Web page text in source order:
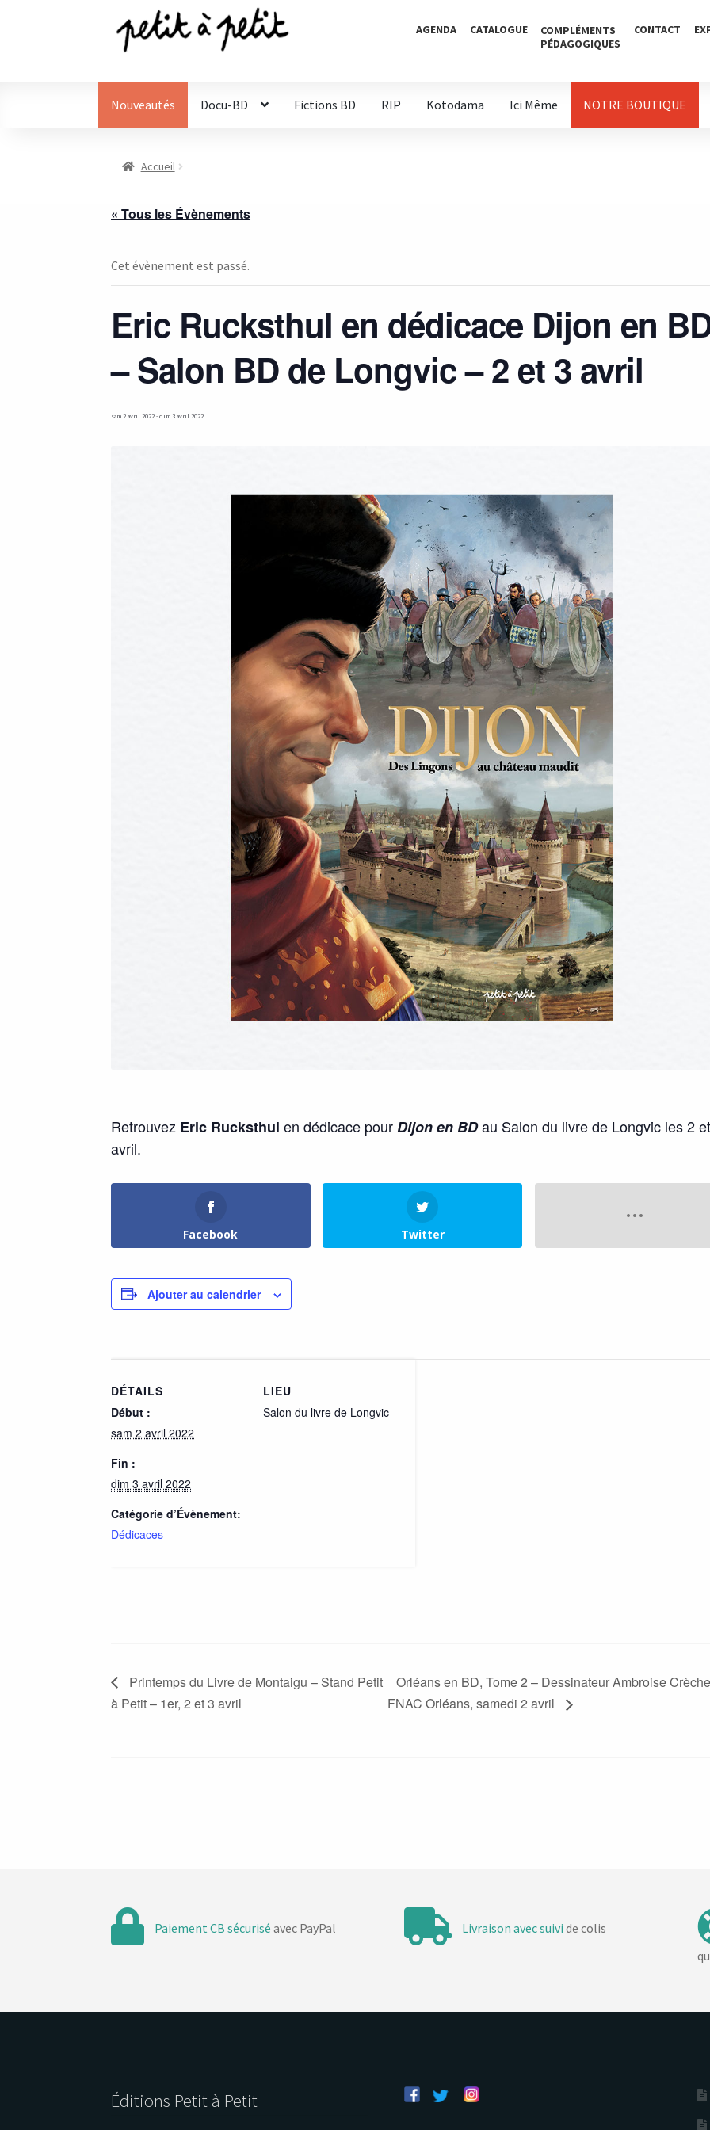
Aller
navigation
Aller
AGENDA CATALOGUE
COMPLÉMENTS
PÉDAGOGIQUES
CONTACT
Nouveautés Docu-BD Fictions BD RIP Kotodama Ici Même NOTRE BOUTIQUE
Accueil
« Tous les Évènements
Cet évènement est passé.
Eric Rucksthul en dédicace Dijon en
– Salon BD de Longvic – 2 et 3 avril
sam 2 avril 2022 -dim 3 avril 2022
Retrouvez Eric Rucksthul en dédicace pourDijon en BDau Salon du livre de Longvic les 2
avril.
Facebook Twitter
Ajouter au calendrier
DÉTAILS
Début :
sam 2 avril 2022
Fin :
dim 3 avril 2022
Catégorie d’Évènement:
Dédicaces
LIEU
Salon du livre de Longvic
Printemps du Livre de Montaigu – Stand Petit
à Petit – 1er, 2 et 3 avril
Orléans en BD, Tome 2 – Dessinateur Ambroise
FNAC Orléans, samedi 2 avril
Paiement CB sécurisé avec PayPal Livraison avec suivi de colis
Éditions Petit à Petit